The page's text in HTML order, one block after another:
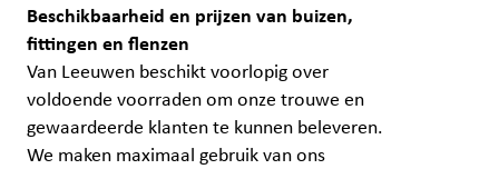
Beschikbaarheid en prijzen van buizen,
fittingen en flenzen
Van Leeuwen beschikt voorlopig over
voldoende voorraden om onze trouwe en
gewaardeerde klanten te kunnen beleveren.
We maken maximaal gebruik van ons